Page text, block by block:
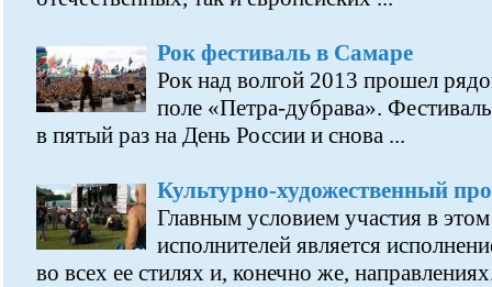
Рок фестиваль в Самаре
Рок над волгой 2013 прошел
поле «Петра-дубрава».
в пятый раз на День России и снова ...
Культурно-художественный
Главным условием участия в
исполнителей является
во всех ее стилях и, конечно же,